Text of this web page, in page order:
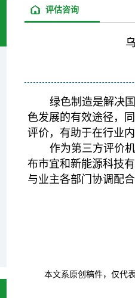
评估咨询
绿色制造是解决
色发展的有效途径，
评价，有助于在行业内
作为第三方评价
布市宜和新能源科技
与业主各部门协调配
本文系原创稿件，仅代